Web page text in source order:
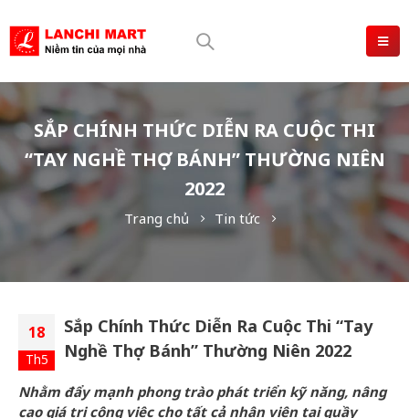
SẮP CHÍNH THỨC DIỄN RA CUỘC THI
“TAY NGHỀ THỢ BÁNH” THƯỜNG NIÊN
2022
Trang chủ Tin tức
18
Th5
Sắp Chính Thức Diễn Ra Cuộc Thi “Tay
Nghề Thợ Bánh” Thường Niên 2022
Nhằm đẩy mạnh phong trào phát triển kỹ năng, nâng
cao giá trị công việc cho tất cả nhân viên tại quầy